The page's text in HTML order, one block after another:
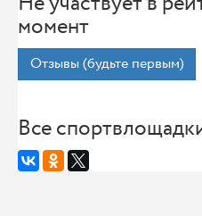
момент
Отзывы (будьте первым)
Все